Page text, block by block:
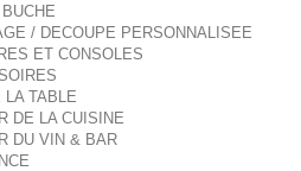
/ DECOUPE PERSONNALISEE
ET CONSOLES
LA TABLE
DE LA CUISINE
DU VIN & BAR